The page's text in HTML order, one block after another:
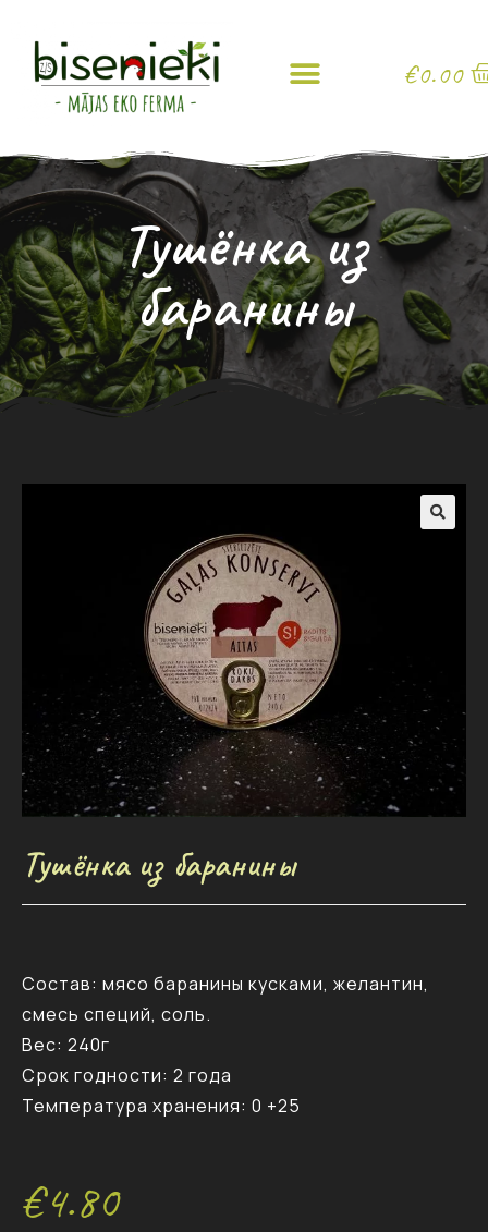
€0.00
Тушёнка из
баранины
Тушёнка из баранины
Состав: мясо баранины кусками, желантин,
смесь специй, соль.
Вес: 240г
Срок годности: 2 года
Температура хранения: 0 +25
€4.80